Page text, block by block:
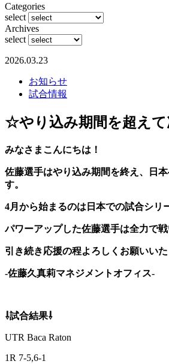
Categories
select
Archives
select
2026.03.23
お知らせ
試合情報
☆やり込み期間を超え
みなさまこんにちは！
佐藤選手はやり込み期間を終え、日
す。
4月から始まるのは日本での試合シリ
パワーアップした佐藤選手は全力で
引き続き応援の程よろしくお願いい
-佐藤久真莉マネジメントオフィス-
⇩試合結果⇩
UTR Baca Raton
1R 7-5,6-1